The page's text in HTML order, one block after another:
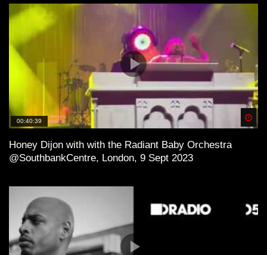
00:40:39
Honey Dijon with with the Radiant Baby Orchestra
@SouthbankCentre, London, 9 Sept 2023